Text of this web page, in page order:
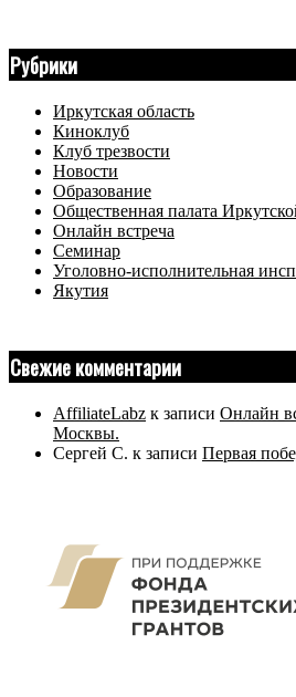
Рубрики
Иркутская область
Киноклуб
Клуб трезвости
Новости
Образование
Общественная палата
Онлайн встреча
Семинар
Уголовно-исполнительная
Якутия
Свежие комментарии
AffiliateLabz к записи Онлайн
Москвы.
Сергей С. к записи Первая